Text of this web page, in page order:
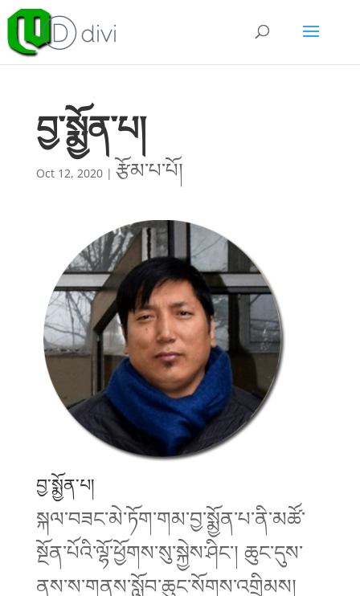
བྱ་སྨྱོན་པ།
Oct 12, 2020| རྩོམ་པ་པོ།
བྱ་སྨྱོན་པ།
སྐལ་བཟང་མེ་ཏོག་གམ་བྱ་སྨྱོན་པ་ནི་མཚོ་
སྔོན་པོའི་ལྷོ་ཕྱོགས་སུ་སྐྱེས་ཤིང་། ཆུང་དུས་
ནས་ས་གནས་སློབ་ཆུང་སོགས་འགྲིམས།